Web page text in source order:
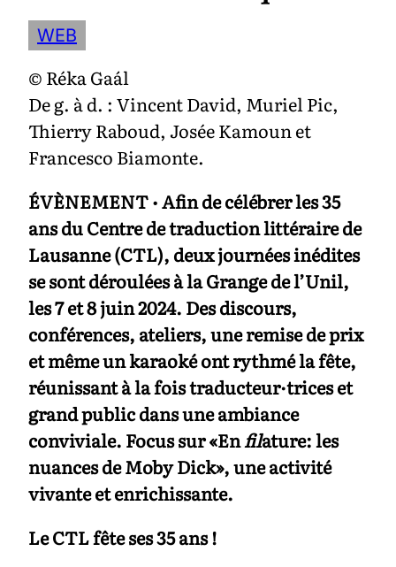
WEB
© Réka Gaál
De g. à d. : Vincent David, Muriel Pic,
Thierry Raboud, Josée Kamoun et
Francesco Biamonte.
ÉVÈNEMENT•Afin de célébrer les 35
ans du Centre de traduction littéraire de
Lausanne (CTL), deux journées inédites
se sont déroulées à la Grange de l’Unil,
les 7 et 8 juin 2024. Des discours,
conférences, ateliers, une remise de prix
et même un karaoké ont rythmé la fête,
réunissant à la fois traducteur·trices et
grand public dans une ambiance
conviviale. Focus sur «Enfilature: les
nuances de Moby Dick», une activité
vivante et enrichissante.
Le CTL fête ses 35 ans !